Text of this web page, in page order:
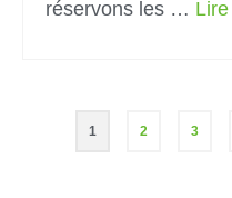
réservons les …
1 2 3